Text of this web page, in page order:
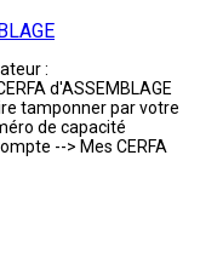
:
d'ASSEMBLAGE
tamponner par votre
de capacité
--> Mes CERFA